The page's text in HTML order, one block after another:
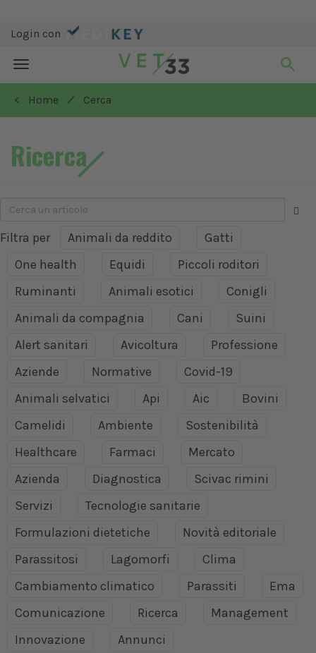
Login con
Toggle
navigation
< Home
/ Cerca
Ricerca
Filtra per Animali da reddito
Gatti
One health
Equidi
Piccoli roditori
Ruminanti
Animali esotici
Conigli
Animali da compagnia
Cani
Suini
Alert sanitari
Avicoltura
Professione
Aziende
Normative
Covid-19
Animali selvatici
Api Aic
Bovini
Camelidi
Ambiente
Sostenibilità
Healthcare
Farmaci
Mercato
Azienda
Diagnostica
Scivac rimini
Servizi
Tecnologie sanitarie
Formulazioni dietetiche
Novità editoriale
Parassitosi
Lagomorfi
Clima
Cambiamento climatico
Parassiti
Ema
Comunicazione
Ricerca
Management
Innovazione
Annunci